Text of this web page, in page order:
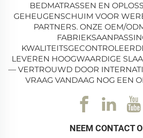
BEDMATRASSEN EN
GEHEUGENSCHUIM VOOR
PARTNERS. ONZE OEM/
LEVEREN HOOGWAARDIGE
— VERTROUWD DOOR
VRAAG VANDAAG NOG EEN
NEEM CONTACT